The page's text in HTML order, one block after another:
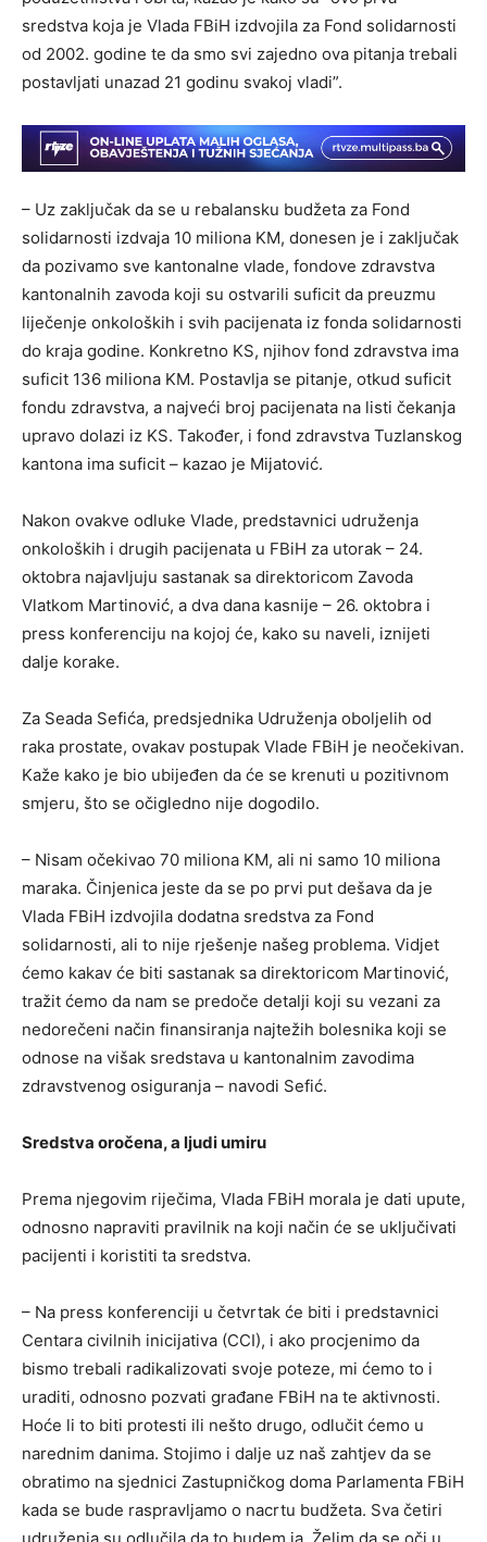
sredstva koja je Vlada FBiH izdvojila za Fond solidarnosti
od 2002. godine te da smo svi zajedno ova pitanja trebali
postavljati unazad 21 godinu svakoj vladi”.
– Uz zaključak da se u rebalansku budžeta za Fond
solidarnosti izdvaja 10 miliona KM, donesen je i zaključak
da pozivamo sve kantonalne vlade, fondove zdravstva
kantonalnih zavoda koji su ostvarili suficit da preuzmu
liječenje onkoloških i svih pacijenata iz fonda solidarnosti
do kraja godine. Konkretno KS, njihov fond zdravstva ima
suficit 136 miliona KM. Postavlja se pitanje, otkud suficit
fondu zdravstva, a najveći broj pacijenata na listi čekanja
upravo dolazi iz KS. Također, i fond zdravstva Tuzlanskog
kantona ima suficit – kazao je Mijatović.
Nakon ovakve odluke Vlade, predstavnici udruženja
onkoloških i drugih pacijenata u FBiH za utorak – 24.
oktobra najavljuju sastanak sa direktoricom Zavoda
Vlatkom Martinović, a dva dana kasnije – 26. oktobra i
press konferenciju na kojoj će, kako su naveli, iznijeti
dalje korake.
Za Seada Sefića, predsjednika Udruženja oboljelih od
raka prostate, ovakav postupak Vlade FBiH je neočekivan.
Kaže kako je bio ubijeđen da će se krenuti u pozitivnom
smjeru, što se očigledno nije dogodilo.
– Nisam očekivao 70 miliona KM, ali ni samo 10 miliona
maraka. Činjenica jeste da se po prvi put dešava da je
Vlada FBiH izdvojila dodatna sredstva za Fond
solidarnosti, ali to nije rješenje našeg problema. Vidjet
ćemo kakav će biti sastanak sa direktoricom Martinović,
tražit ćemo da nam se predoče detalji koji su vezani za
nedorečeni način finansiranja najtežih bolesnika koji se
odnose na višak sredstava u kantonalnim zavodima
zdravstvenog osiguranja – navodi Sefić.
Sredstva oročena, a ljudi umiru
Prema njegovim riječima, Vlada FBiH morala je dati upute,
odnosno napraviti pravilnik na koji način će se uključivati
pacijenti i koristiti ta sredstva.
– Na press konferenciji u četvrtak će biti i predstavnici
Centara civilnih inicijativa (CCI), i ako procjenimo da
bismo trebali radikalizovati svoje poteze, mi ćemo to i
uraditi, odnosno pozvati građane FBiH na te aktivnosti.
Hoće li to biti protesti ili nešto drugo, odlučit ćemo u
narednim danima. Stojimo i dalje uz naš zahtjev da se
obratimo na sjednici Zastupničkog doma Parlamenta FBiH
kada se bude raspravljamo o nacrtu budžeta. Sva četiri